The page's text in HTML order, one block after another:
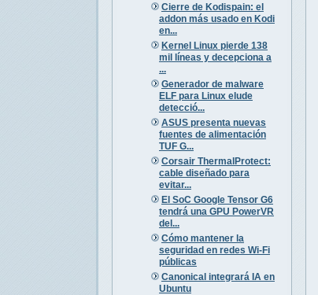
Cierre de Kodispain: el
addon más usado en Kodi
en...
Kernel Linux pierde 138
mil líneas y decepciona a
...
Generador de malware
ELF para Linux elude
detecció...
ASUS presenta nuevas
fuentes de alimentación
TUF G...
Corsair ThermalProtect:
cable diseñado para
evitar...
El SoC Google Tensor G6
tendrá una GPU PowerVR
del...
Cómo mantener la
seguridad en redes Wi-Fi
públicas
Canonical integrará IA en
Ubuntu